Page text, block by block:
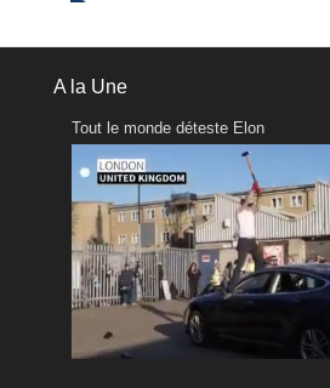
A la Une
Tout le monde déteste Elon